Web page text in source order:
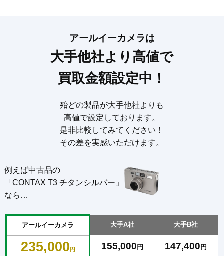
アールイーカメラは
大手他社より高値で
買取金額設定中！
殆どの製品が大手他社よりも
高値で設定しております。
是非比較してみてください！
その差を実感いただけます。
例えば中古品の
「CONTAX T3 チタンシルバー」
なら…
アールイーカメラ
235,000 円
大手A社
155,000円
大手B社
147,400円